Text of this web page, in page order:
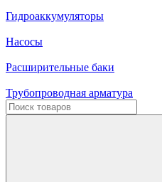
Гидроаккумуляторы
Насосы
Расширительные баки
Трубопроводная арматура